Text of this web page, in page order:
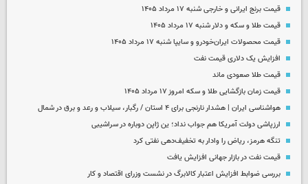
قیمت برنج ایرانی و خارجی شنبه ۱۷ مرداد ۱۴۰۵
قیمت طلا و سکه و دلار شنبه ۱۷ مرداد ۱۴۰۵
قیمت محصولات ایران‌خودرو و سایپا شنبه ۱۷ مرداد ۱۴۰۵
افزایش یک دلاری قیمت نفت
قیمت طلا صعودی ماند
قیمت زمان بازگشایی طلا و سکه امروز ۱۷ مرداد ۱۴۰۵
هواشناسی ایران | هشدار نارنجی برای ۴ استان / رگبار، سیلاب و رعد و برق در شمال
ارزپاشی دولت آمریکا هم جواب نداد؛ ین ژاپن دوباره در سراشیبی
تنگه هرمز، ریاض را وادار به تخفیف‌دهی نفتی کرد
قیمت نفت در بازار جهانی افزایش یافت
بررسی ضوابط افزایش اعتبار کالابرگ در نشست وزرای اقتصاد و کار